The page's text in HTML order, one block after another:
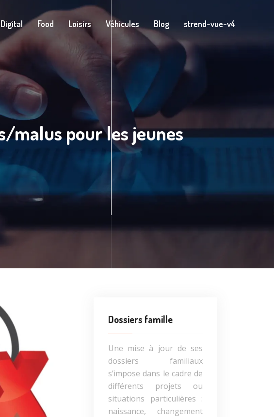
Digital Food Loisirs Véhicules Blog strend-vue-v4
malus pour les jeunes
Dossiers famille
Une mise à jour de ses
dossiers familiaux
s’impose dans le cadre de
différents projets ou
situations particulières :
naissance, changement